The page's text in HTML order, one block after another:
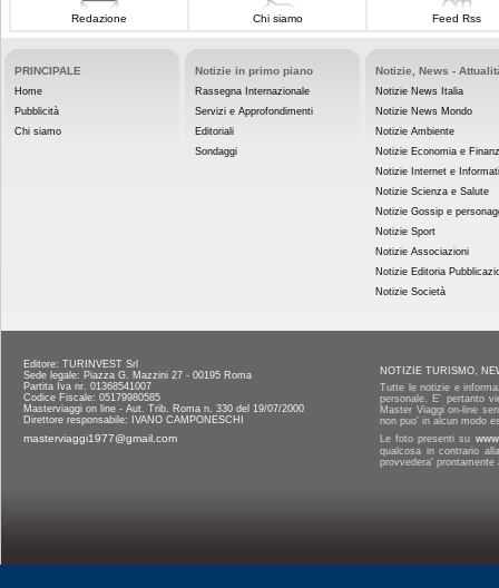
Redazione Chi siamo Feed Rss
PRINCIPALE
Home
Pubblicità
Chi siamo
Notizie in primo piano
Rassegna Internazionale
Servizi e Approfondimenti
Editoriali
Sondaggi
Notizie, News -
Notizie News Italia
Notizie News Mondo
Notizie Ambiente
Notizie Economia e
Notizie Internet e
Notizie Scienza e Salute
Notizie Gossip e
Notizie Sport
Notizie Associazioni
Notizie Editoria
Notizie Società
Editore: TURINVEST Srl
Sede legale: Piazza G. Mazzini 27 - 00195 Roma
Partita Iva nr. 01368541007
Codice Fiscale: 05179980585
Masterviaggi on line - Aut. Trib. Roma n. 330 del 19/07/2000
Direttore responsabile: IVANO CAMPONESCHI
masterviaggi1977@gmail.com
NOTIZIE TURISMO,
Tutte le notizie e
personale. E' pertanto
Master Viaggi on-line
non puo' in alcun modo
Le foto presenti su
qualcosa in contrario
provvedera'